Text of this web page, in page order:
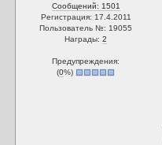
Сообщений: 1501
Регистрация: 17.4.2011
Пользователь №: 19055
Награды:2
Предупреждения:
(0%)